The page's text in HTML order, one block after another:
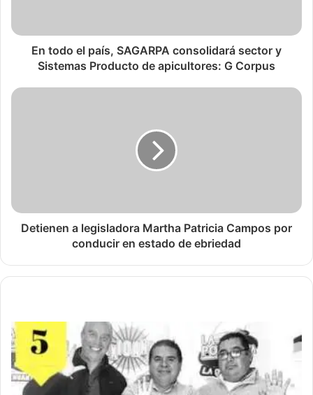
En todo el país, SAGARPA consolidará sector y
Sistemas Producto de apicultores: G Corpus
Detienen a legisladora Martha Patricia Campos por
conducir en estado de ebriedad